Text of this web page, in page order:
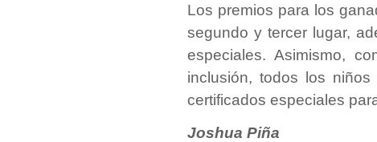
​Los premios para los
segundo y tercer lugar,
especiales. Asimismo,
inclusión, todos los
certificados especiales
Joshua Piña